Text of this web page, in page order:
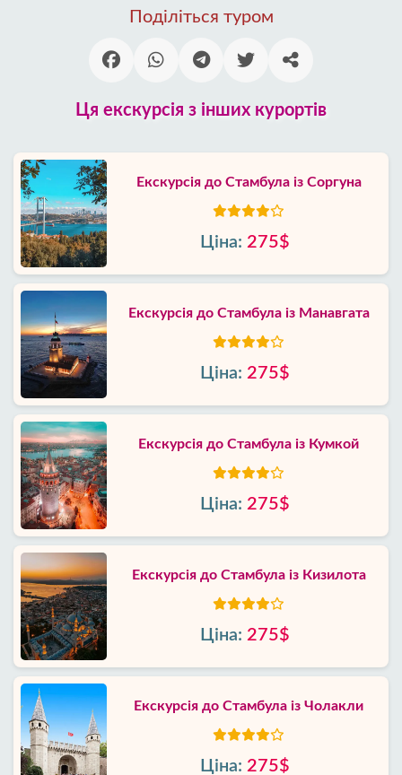
Поділіться туром
Ця екскурсія з інших курортів
Екскурсія до Стамбула із Соргуна
Ціна: 275$
Екскурсія до Стамбула із Манавгата
Ціна: 275$
Екскурсія до Стамбула із Кумкой
Ціна: 275$
Екскурсія до Стамбула із Кизилота
Ціна: 275$
Екскурсія до Стамбула із Чолакли
Ціна: 275$